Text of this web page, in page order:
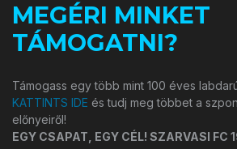
MEGÉRI MINKET
TÁMOGATNI?
Támogass egy több mint 100 éves
KATTINTS IDE és tudj meg többet a
előnyeiről!
EGY CSAPAT, EGY CÉL! SZARVASI FC